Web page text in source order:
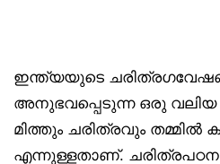
ഇന്ത്യയുടെ
അനുഭവപ്പെടുന്ന ഒരു വലിയ
മിത്തും ചരിത്രവും തമ്മിൽ
എന്നുള്ളതാണ്.